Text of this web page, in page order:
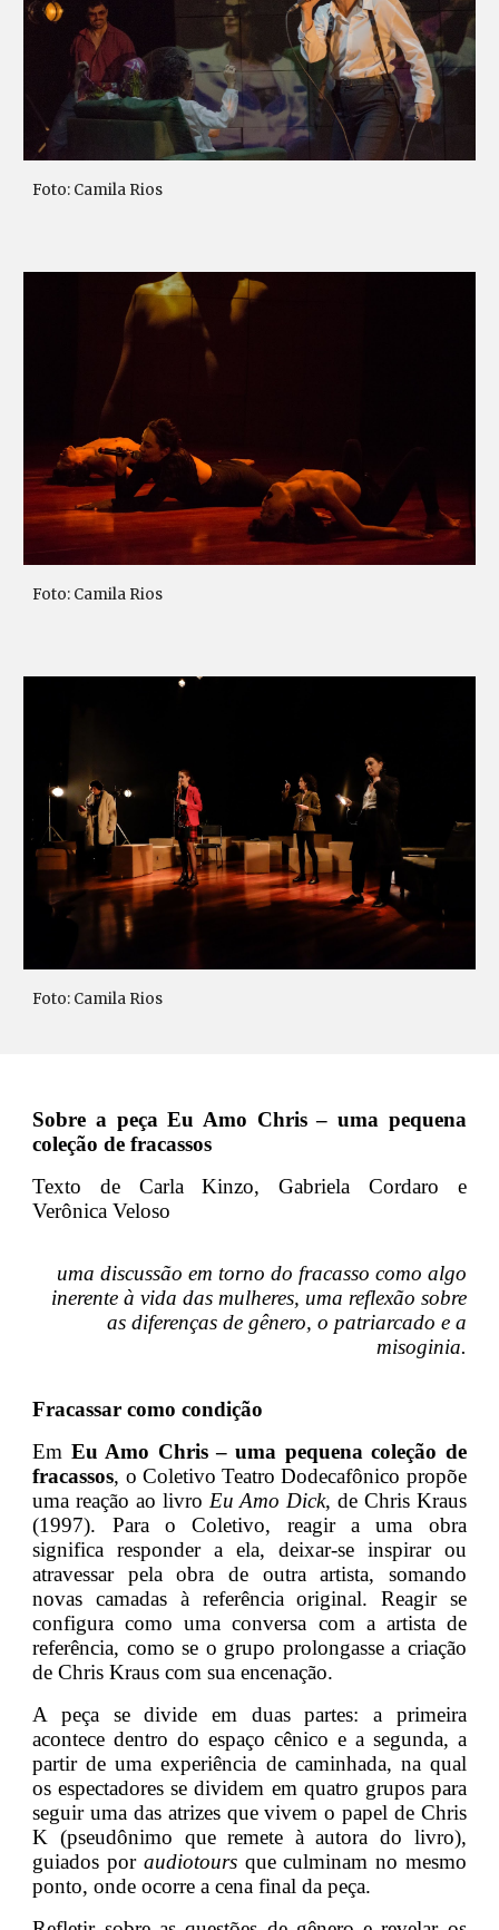
Foto: Camila Rios
Foto: Camila Rios
Foto: Camila Rios
Sobre a peça Eu Amo Chris – uma pequena
coleção de fracassos
Texto de Carla Kinzo, Gabriela Cordaro e
Verônica Veloso
uma discussão em torno do fracasso como algo
inerente à vida das mulheres, uma reflexão sobre
as diferenças de gênero, o patriarcado e a
misoginia.
Fracassar como condição
Em Eu Amo Chris – uma pequena coleção de
fracassos, o Coletivo Teatro Dodecafônico propõe
uma reação ao livro Eu Amo Dick, de Chris Kraus
(1997). Para o Coletivo, reagir a uma obra
significa responder a ela, deixar-se inspirar ou
atravessar pela obra de outra artista, somando
novas camadas à referência original. Reagir se
configura como uma conversa com a artista de
referência, como se o grupo prolongasse a criação
de Chris Kraus com sua encenação.
A peça se divide em duas partes: a primeira
acontece dentro do espaço cênico e a segunda, a
partir de uma experiência de caminhada, na qual
os espectadores se dividem em quatro grupos para
seguir uma das atrizes que vivem o papel de Chris
K (pseudônimo que remete à autora do livro),
guiados por audiotoursque culminam no mesmo
ponto, onde ocorre a cena final da peça.